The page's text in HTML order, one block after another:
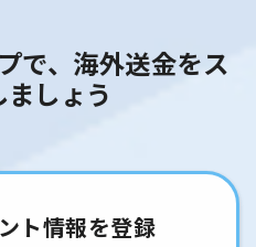
で、海外送金をス
しょう
ト情報を登録